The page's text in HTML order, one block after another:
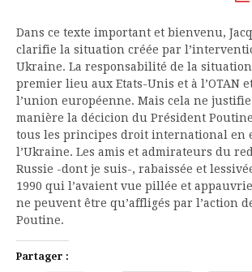
Dans ce texte important et bienvenu,
clarifie la situation créée par
Ukraine. La responsabilité de la
premier lieu aux Etats-Unis et à l’OTAN
l’union européenne. Mais cela ne
manière la décicion du Président
tous les principes droit international en
l’Ukraine. Les amis et admirateurs du
Russie -dont je suis-, rabaissée et
1990 qui l’avaient vue pillée et
ne peuvent être qu’affligés par l’action
Poutine.
Partager :